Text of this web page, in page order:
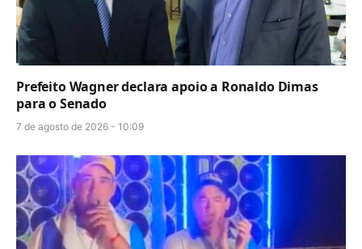
Prefeito Wagner declara apoio a Ronaldo Dimas
para o Senado
7 de agosto de 2026 - 10:09